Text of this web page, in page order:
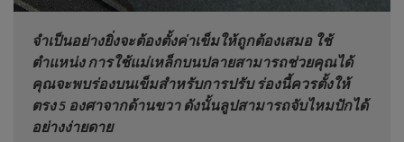
จำเป็นอย่างยิ่งจะต้องตั้งค่าเข็มให้ถูกต้องเสมอ ใช้
ตำแหน่ง การใช้แม่เหล็กบนปลายสามารถช่วยคุณได้
คุณจะพบร่องบนเข็มสำหรับการปรับ ร่องนี้ควรตั้งให้
ตรง 5 องศาจากด้านขวา ดังนั้นลูปสามารถจับไหมปักได้
อย่างง่ายดาย